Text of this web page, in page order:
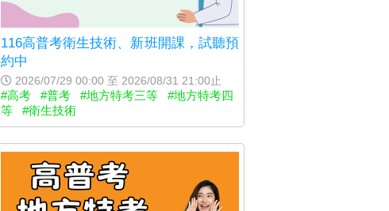
116高普考衛生技術、新班開課，試聽預
約中
2026/07/29 00:00 至 2026/08/31 21:00止
#高考 #普考 #地方特考三等
#地方特考四
等
#衛生技術